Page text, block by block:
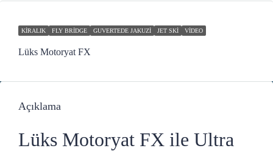
KIRALIK FLY BRIDGE GUVERTEDE JAKUZI JET SKI VIDEO
Lüks Motoryat FX
Açıklama
Lüks Motoryat FX ile Ultra